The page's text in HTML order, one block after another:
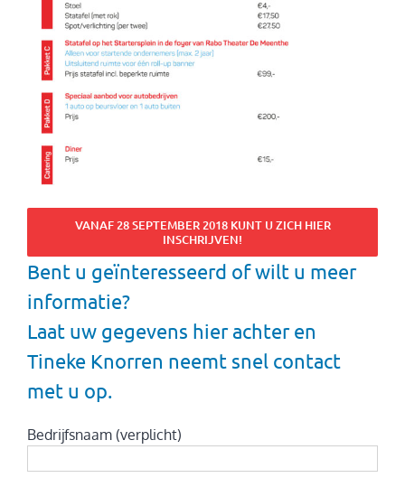
VANAF 28 SEPTEMBER 2018 KUNT U ZICH HIER
INSCHRIJVEN!
Bent u geïnteresseerd of wilt u meer
informatie?
Laat uw gegevens hier achter en
Tineke Knorren neemt snel contact
met u op.
Bedrijfsnaam (verplicht)